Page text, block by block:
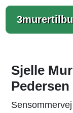
Sjelle
Pedersen